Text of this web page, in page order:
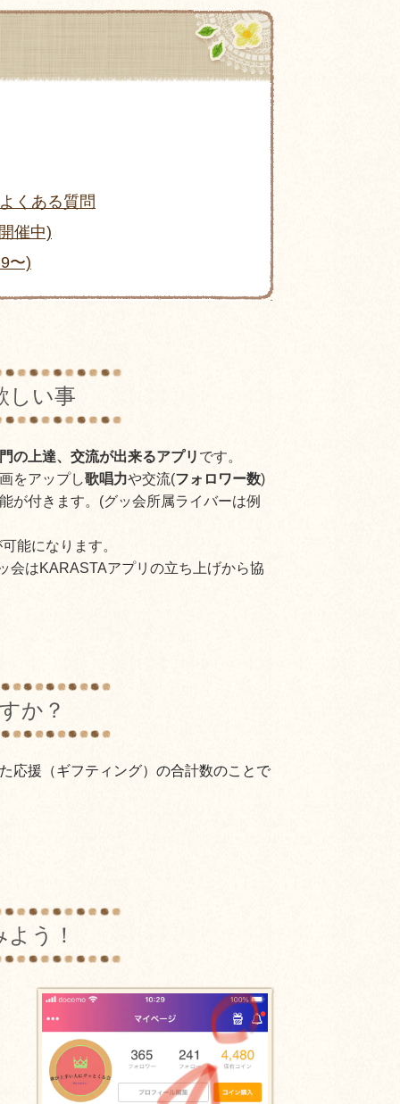
くある質問
催中)
〜)
しい事
の上達、交流が出来るアプリ です。
をアップし歌唱力や交流(フォロワー数)
が付きます。(グッ会所属ライバーは例
能になります。
会はKARASTAアプリの立ち上げから協
か？
応援（ギフティング）の合計数のことで
う！